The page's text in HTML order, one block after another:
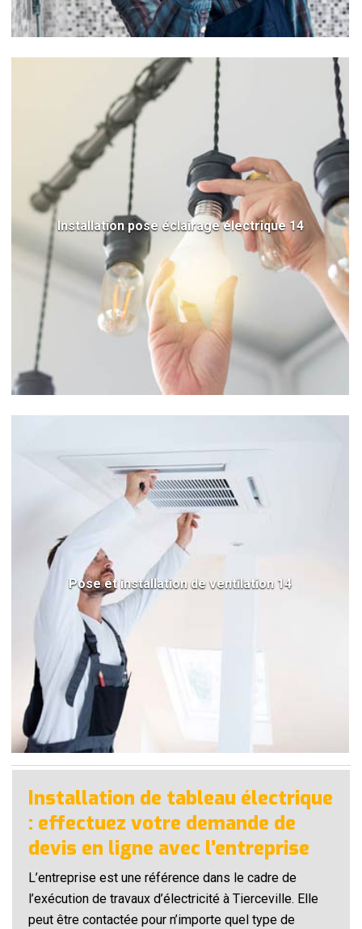
Installation pose éclairage électrique 14
Pose et installation de ventilation 14
Installation de tableau électrique
: effectuez votre demande de
devis en ligne avec l’entreprise
L’entreprise est une référence dans le cadre de
l’exécution de travaux d’électricité à Tierceville. Elle
peut être contactée pour n’importe quel type de